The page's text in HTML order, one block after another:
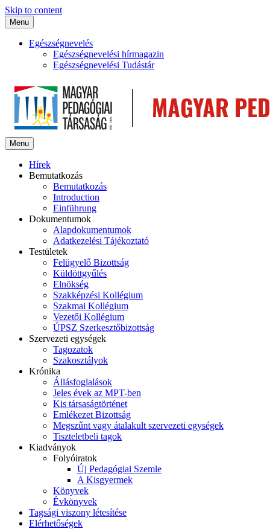
Skip to content
Menu
Egészségnevelés
Egészségnevelési hírmagazin
Egészségnevelési Tudástár
Menu
Hírek
Bemutatkozás
Bemutatkozás
Introduction
Einführung
Dokumentumok
Alapdokumentumok
Adatkezelési Tájékoztató
Testületek
Felügyelő Bizottság
Küldöttgyűlés
Elnökség
Szakképzési Kollégium
Szakmai Kollégium
Vezetői Kollégium
ÚPSZ Szerkesztőbizottság
Szervezeti egységek
Tagozatok
Szakosztályok
Krónika
Állásfoglalások
Jeles évek az MPT-ben
Kis társaságtörténet
Emlékezet Bizottság
Megszűnt vagy átalakult szervezeti egységek
Tiszteletbeli tagok
Kiadványok
Folyóiratok
Új Pedagógiai Szemle
A Kisgyermek
Könyvek
Évkönyvek
Tagsági viszony létesítése
Elérhetőségek